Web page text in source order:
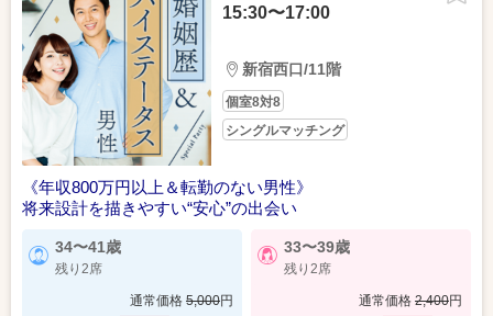
15:30〜17:00
新宿西口/11階
個室8対8
シングルマッチング
《年収800万円以上＆転勤のない男性》
将来設計を描きやすい“安心”の出会い
34〜41歳
残り2席
通常価格 5,000円
33〜39歳
残り2席
通常価格 2,400円